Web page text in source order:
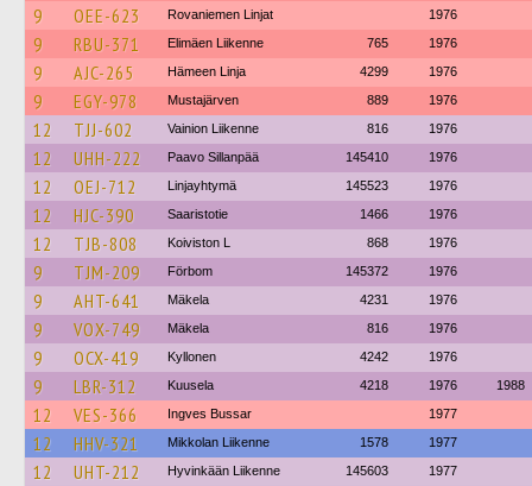
9 OEE-623 Rovaniemen Linjat 1976
9 RBU-371 Elimäen Liikenne 765 1976
9 AJC-265 Hämeen Linja 4299 1976
9 EGY-978 Mustajärven 889 1976
12 TJJ-602 Vainion Liikenne 816 1976
12 UHH-222 Paavo Sillanpää 145410 1976
12 OEJ-712 Linjayhtymä 145523 1976
12 HJC-390 Saaristotie 1466 1976
12 TJB-808 Koiviston L 868 1976
9 TJM-209 Förbom 145372 1976
9 AHT-641 Mäkela 4231 1976
9 VOX-749 Mäkela 816 1976
9 OCX-419 Kyllonen 4242 1976
9 LBR-312 Kuusela 4218 1976 1988
12 VES-366 Ingves Bussar 1977
12 HHV-321 Mikkolan Liikenne 1578 1977
12 UHT-212 Hyvinkään Liikenne 145603 1977